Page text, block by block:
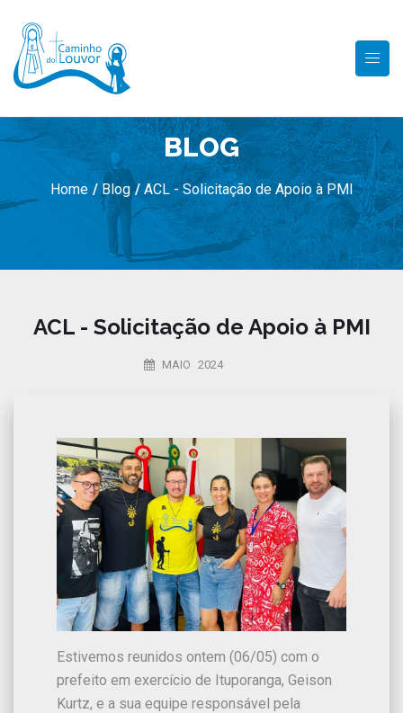
BLOG
Home /Blog /ACL - Solicitação de Apoio à PMI
ACL - Solicitação de Apoio à PMI
MAIO 2024
Estivemos reunidos ontem (06/05) com o
prefeito em exercício de Ituporanga, Geison
Kurtz, e a sua equipe responsável pela